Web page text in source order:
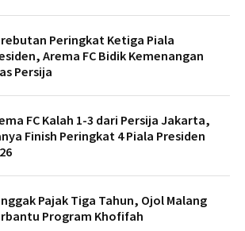
Peringkat Ketiga Piala
Arema FC Bidik Kemenangan
Persija
FC Kalah 1-3 dari Persija Jakarta,
Finish Peringkat 4 Piala Presiden
Pajak Tiga Tahun, Ojol Malang
Program Khofifah